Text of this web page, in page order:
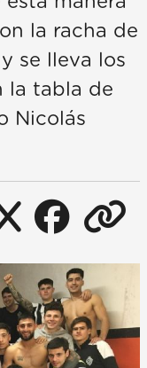
la racha de
se lleva los
la tabla de
Nicolás